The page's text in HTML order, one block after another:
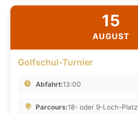
15
AUGUST
Golfschul-Turnier
Abfahrt:13:00
Parcours:18- oder 9-Loch-Platz